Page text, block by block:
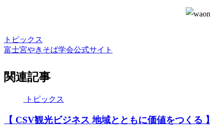
トピックス
富士宮やきそば学会公式サイト
関連記事
トピックス
【 CSV観光ビジネス 地域とともに価値をつくる 】